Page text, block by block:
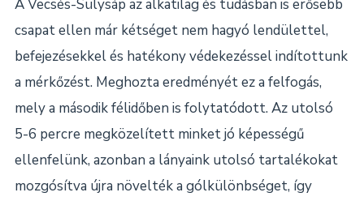
A Vecsés-Sülysáp az alkatilag és tudásban is erősebb
csapat ellen már kétséget nem hagyó lendülettel,
befejezésekkel és hatékony védekezéssel indítottunk
a mérkőzést. Meghozta eredményét ez a felfogás,
mely a második félidőben is folytatódott. Az utolsó
5-6 percre megközelített minket jó képességű
ellenfelünk, azonban a lányaink utolsó tartalékokat
mozgósítva újra növelték a gólkülönbséget, így